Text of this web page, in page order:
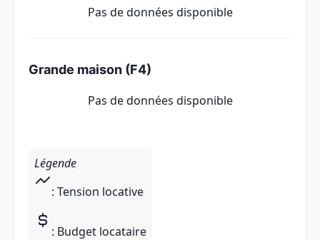
Pas de données disponible
Grande maison (F4)
Pas de données disponible
Légende
: Tension locative
: Budget locataire